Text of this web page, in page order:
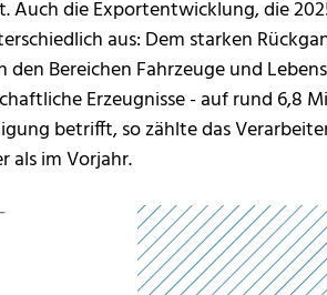
Auch die Exportentwicklung, die
aus: Dem starken
Bereichen Fahrzeuge und
Erzeugnisse - auf rund 6,8
betrifft, so zählte das
als im Vorjahr.